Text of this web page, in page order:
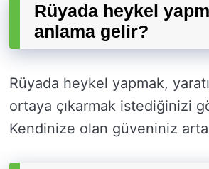
Rüyada heykel
anlama gelir?
Rüyada heykel yapmak,
ortaya çıkarmak istediğinizi
Kendinize olan güveniniz